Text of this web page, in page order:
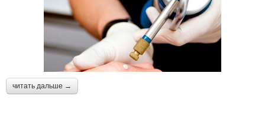
читать дальше →